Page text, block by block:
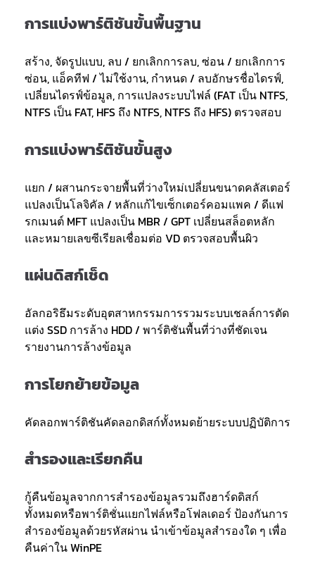
การแบ่งพาร์ติชันขั้นพื้นฐาน
สร้าง, จัดรูปแบบ, ลบ / ยกเลิกการลบ, ซ่อน / ยกเลิกการ
ซ่อน, แอ็คทีฟ / ไม่ใช้งาน, กำหนด / ลบอักษรชื่อไดรฟ์,
เปลี่ยนไดรฟ์ข้อมูล, การแปลงระบบไฟล์ (FAT เป็น NTFS,
NTFS เป็น FAT, HFS ถึง NTFS, NTFS ถึง HFS) ตรวจสอบ
การแบ่งพาร์ติชันขั้นสูง
แยก / ผสานกระจายพื้นที่ว่างใหม่เปลี่ยนขนาดคลัสเตอร์
แปลงเป็นโลจิคัล / หลักแก้ไขเซ็กเตอร์คอมแพค / ดีแฟ
รกเมนต์ MFT แปลงเป็น MBR / GPT เปลี่ยนสล็อตหลัก
และหมายเลขซีเรียลเชื่อมต่อ VD ตรวจสอบพื้นผิว
แผ่นดิสก์เช็ด
อัลกอริธึมระดับอุตสาหกรรมการรวมระบบเชลล์การตัด
แต่ง SSD การล้าง HDD / พาร์ติชันพื้นที่ว่างที่ชัดเจน
รายงานการล้างข้อมูล
การโยกย้ายข้อมูล
คัดลอกพาร์ติชันคัดลอกดิสก์ทั้งหมดย้ายระบบปฏิบัติการ
สำรองและเรียกคืน
กู้คืนข้อมูลจากการสำรองข้อมูลรวมถึงฮาร์ดดิสก์
ทั้งหมดหรือพาร์ติชั่นแยกไฟล์หรือโฟลเดอร์ ป้องกันการ
สำรองข้อมูลด้วยรหัสผ่าน นำเข้าข้อมูลสำรองใด ๆ เพื่อ
คืนค่าใน WinPE